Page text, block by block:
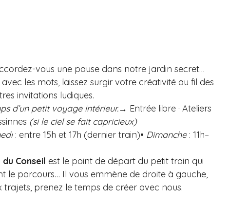
vous une pause dans notre jardin secret…
les mots, laissez surgir votre créativité au fil des
invitations ludiques.
d’un petit voyage intérieur.→ Entrée libre · Ateliers
(si le ciel se fait capricieux)
: entre 15h et 17h (dernier train)• Dimanche : 11h–
du Conseil est le point de départ du petit train qui
le parcours… Il vous emmène de droite à gauche,
trajets, prenez le temps de créer avec nous.